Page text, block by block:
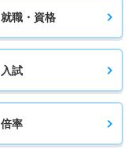
就職・資格
入試
倍率